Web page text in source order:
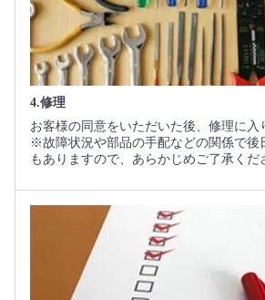
4.修理
お客様の同意をいただいた後、修理に入
※故障状況や部品の手配などの関係で後
もありますので、あらかじめご了承くだ